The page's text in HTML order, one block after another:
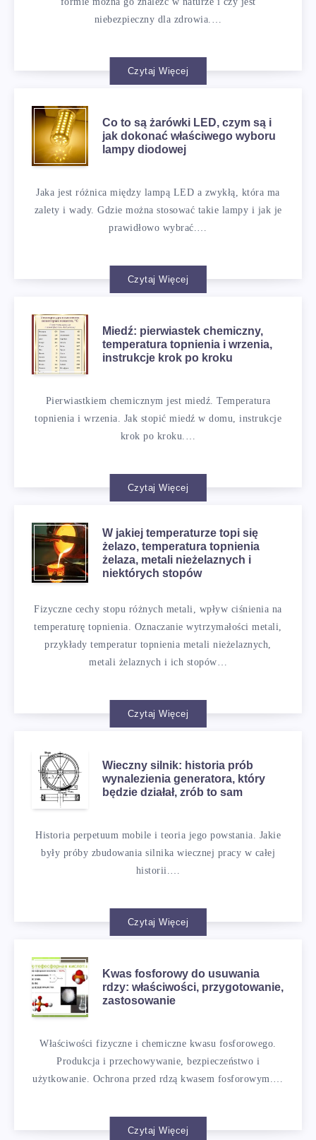
niebezpieczny dla zdrowia.…
Czytaj Więcej
Co to są żarówki LED, czym są i
jak dokonać właściwego wyboru
lampy diodowej
Jaka jest różnica między lampą LED a zwykłą, która ma
zalety i wady. Gdzie można stosować takie lampy i jak je
prawidłowo wybrać.…
Czytaj Więcej
Miedź: pierwiastek chemiczny,
temperatura topnienia i wrzenia,
instrukcje krok po kroku
Pierwiastkiem chemicznym jest miedź. Temperatura
topnienia i wrzenia. Jak stopić miedź w domu, instrukcje
krok po kroku.…
Czytaj Więcej
W jakiej temperaturze topi się
żelazo, temperatura topnienia
żelaza, metali nieżelaznych i
niektórych stopów
Fizyczne cechy stopu różnych metali, wpływ ciśnienia na
temperaturę topnienia. Oznaczanie wytrzymałości metali,
przykłady temperatur topnienia metali nieżelaznych,
metali żelaznych i ich stopów…
Czytaj Więcej
Wieczny silnik: historia prób
wynalezienia generatora, który
będzie działał, zrób to sam
Historia perpetuum mobile i teoria jego powstania. Jakie
były próby zbudowania silnika wiecznej pracy w całej
historii.…
Czytaj Więcej
Kwas fosforowy do usuwania
rdzy: właściwości, przygotowanie,
zastosowanie
Właściwości fizyczne i chemiczne kwasu fosforowego.
Produkcja i przechowywanie, bezpieczeństwo i
użytkowanie. Ochrona przed rdzą kwasem fosforowym.…
Czytaj Więcej